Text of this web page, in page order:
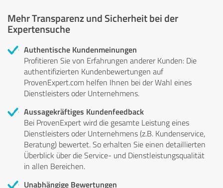
Mehr Transparenz und Sicherheit bei der
Expertensuche
Authentische Kundenmeinungen
Profitieren Sie von Erfahrungen anderer Kunden: Die
authentifizierten Kundenbewertungen auf
ProvenExpert.com helfen Ihnen bei der Wahl eines
Dienstleisters oder Unternehmens.
Aussagekräftiges Kundenfeedback
Bei ProvenExpert wird die gesamte Leistung eines
Dienstleisters oder Unternehmens (z.B. Kundenservice,
Beratung) bewertet. So erhalten Sie einen detaillierten
Überblick über die Service- und Dienstleistungsqualität
in allen Bereichen.
Unabhängige Bewertungen